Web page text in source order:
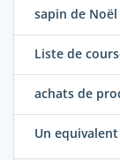
sapin de Noël
Liste de
achats de
Un